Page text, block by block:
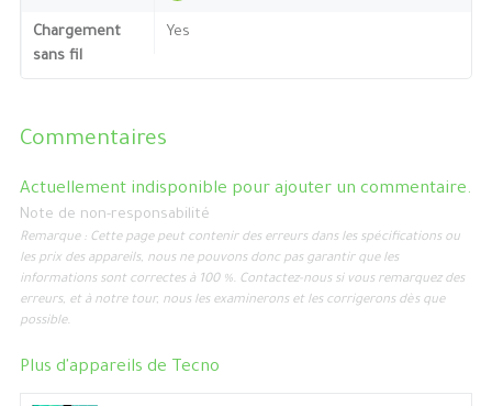
Chargement
sans fil
Yes
Commentaires
Actuellement indisponible pour ajouter un commentaire.
Note de non-responsabilité
Remarque : Cette page peut contenir des erreurs dans les spécifications ou
les prix des appareils, nous ne pouvons donc pas garantir que les
informations sont correctes à 100 %. Contactez-nous si vous remarquez des
erreurs, et à notre tour, nous les examinerons et les corrigerons dès que
possible.
Plus d'appareils de Tecno